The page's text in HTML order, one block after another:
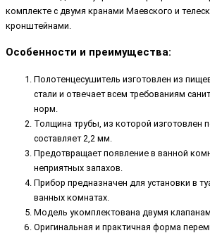
комплекте с двумя кранами Маевского и
кронштейнами.
Особенности и преимущества:
Полотенцесушитель изготовлен из
стали и отвечает всем требованиям
норм.
Толщина трубы, из которой изготовлен
составляет 2,2 мм.
Предотвращает появление в ванной
неприятных запахов.
Прибор предназначен для установки в
ванных комнатах.
Модель укомплектована двумя
Оригинальная и практичная форма